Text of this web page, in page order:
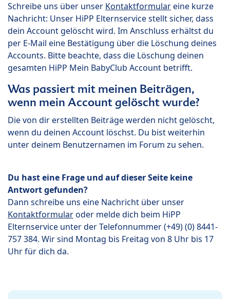
Schreibe uns über unser Kontaktformulareine kurze
Nachricht: Unser HiPP Elternservice stellt sicher, dass
dein Account gelöscht wird. Im Anschluss erhältst du
per E-Mail eine Bestätigung über die Löschung deines
Accounts. Bitte beachte, dass die Löschung deinen
gesamten HiPP Mein BabyClub Account betrifft.
Was passiert mit meinen Beiträgen,
wenn mein Account gelöscht wurde?
Die von dir erstellten Beiträge werden nicht gelöscht,
wenn du deinen Account löschst. Du bist weiterhin
unter deinem Benutzernamen im Forum zu sehen.
Du hast eine Frage und auf dieser Seite keine
Antwort gefunden?
Dann schreibe uns eine Nachricht über unser
Kontaktformularoder melde dich beim HiPP
Elternservice unter der Telefonnummer (+49) (0) 8441-
757 384. Wir sind Montag bis Freitag von 8 Uhr bis 17
Uhr für dich da.